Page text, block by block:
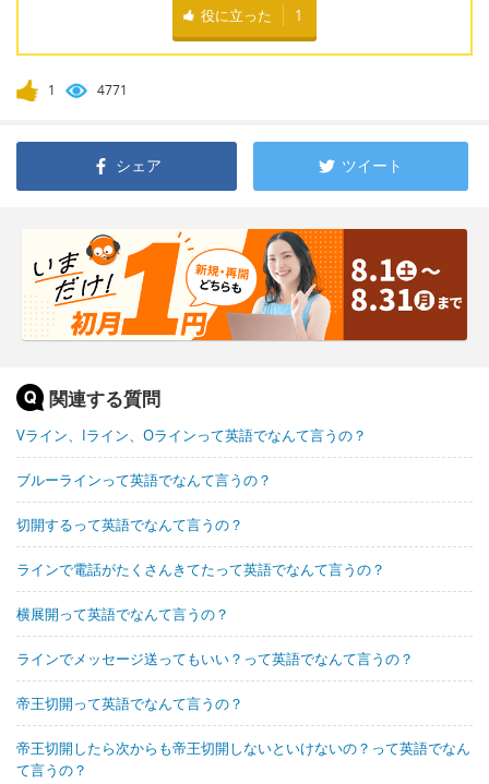
役に立った 1
1 4771
シェア ツイート
関連する質問
Vライン、Iライン、Oラインって英語でなんて言うの？
ブルーラインって英語でなんて言うの？
切開するって英語でなんて言うの？
ラインで電話がたくさんきてたって英語でなんて言うの？
横展開って英語でなんて言うの？
ラインでメッセージ送ってもいい？って英語でなんて言うの？
帝王切開って英語でなんて言うの？
帝王切開したら次からも帝王切開しないといけないの？って英語でなん
て言うの？